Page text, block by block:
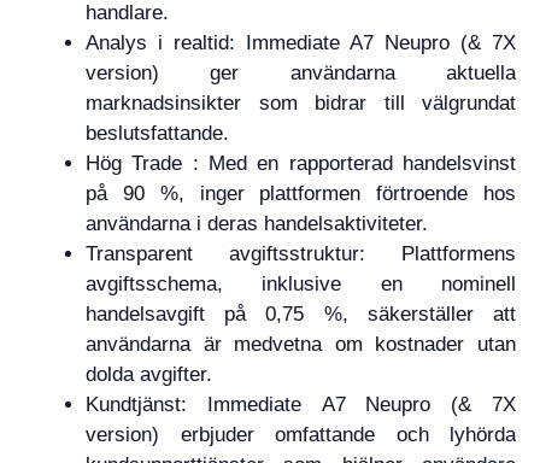
handlare.
Analys i realtid: Immediate A7 Neupro (& 7X
version) ger användarna aktuella
marknadsinsikter som bidrar till välgrundat
beslutsfattande.
Hög Trade : Med en rapporterad handelsvinst
på 90 %, inger plattformen förtroende hos
användarna i deras handelsaktiviteter.
Transparent avgiftsstruktur: Plattformens
avgiftsschema, inklusive en nominell
handelsavgift på 0,75 %, säkerställer att
användarna är medvetna om kostnader utan
dolda avgifter.
Kundtjänst: Immediate A7 Neupro (& 7X
version) erbjuder omfattande och lyhörda